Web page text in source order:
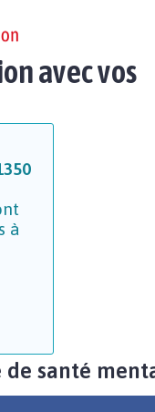
avec vos
à
de santé